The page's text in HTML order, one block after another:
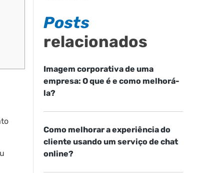
Posts
relacionados
Imagem corporativa de uma
empresa: O que é e como melhorá-
la?
Como melhorar a experiência do
cliente usando um serviço de chat
online?